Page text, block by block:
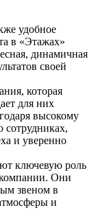
удобное
в «Этажах»
динамичная
своей
которая
для них
высокому
сотрудниках,
и уверенно
ключевую роль
Они
звеном в
и